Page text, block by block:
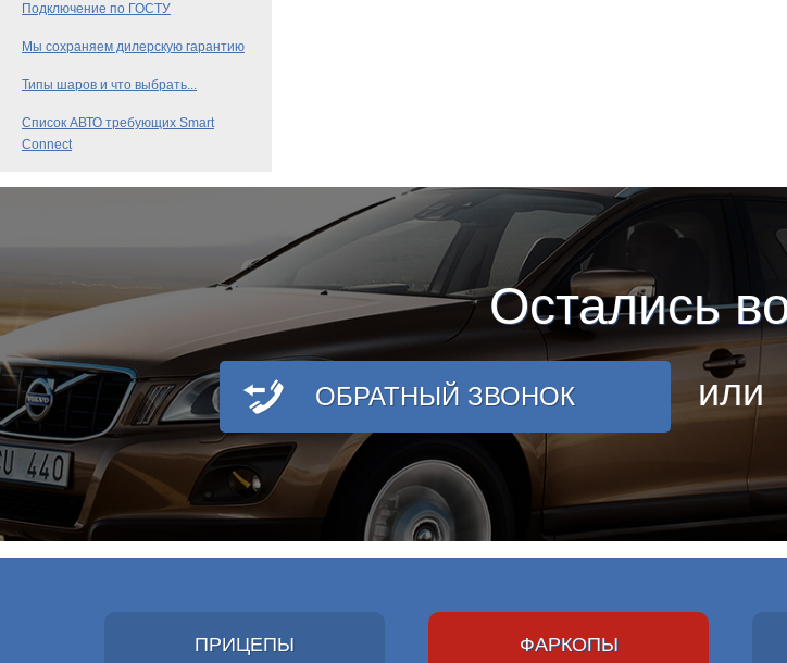
Подключение по ГОСТУ
Мы сохраняем дилерскую гарантию
Типы шаров и что выбрать...
Список АВТО требующих Smart
Connect
Остались
ОБРАТНЫЙ ЗВОНОК или
ПРИЦЕПЫ ФАРКОПЫ